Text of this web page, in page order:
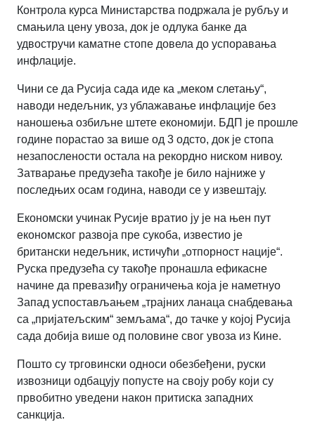
Контрола курса Министарства подржала је рубљу и
смањила цену увоза, док је одлука банке да
удвостручи каматне стопе довела до успоравања
инфлације.
Чини се да Русија сада иде ка „меком слетању“,
наводи недељник, уз ублажавање инфлације без
наношења озбиљне штете економији. БДП је прошле
године порастао за више од 3 одсто, док је стопа
незапослености остала на рекордно ниском нивоу.
Затварање предузећа такође је било најниже у
последњих осам година, наводи се у извештају.
Економски учинак Русије вратио ју је на њен пут
економског развоја пре сукоба, известио је
британски недељник, истичући „отпорност нације“.
Руска предузећа су такође пронашла ефикасне
начине да превазиђу ограничења која је наметнуо
Запад успостављањем „трајних ланаца снабдевања
са „пријатељским“ земљама“, до тачке у којој Русија
сада добија више од половине свог увоза из Кине.
Пошто су трговински односи обезбеђени, руски
извозници одбацују попусте на своју робу који су
првобитно уведени након притиска западних
санкција.